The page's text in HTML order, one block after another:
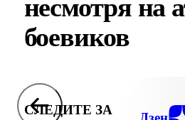
несмотря на
боевиков
СЛЕДИТЕ ЗА